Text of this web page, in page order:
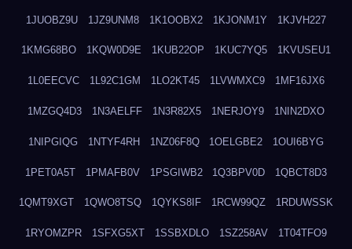
1JUOBZ9U 1JZ9UNM8 1K1OOBX2 1KJONM1Y 1KJVH227
1KMG68BO 1KQW0D9E 1KUB22OP 1KUC7YQ5 1KVUSEU1
1L0EECVC 1L92C1GM 1LO2KT45 1LVWMXC9 1MF16JX6
1MZGQ4D3 1N3AELFF 1N3R82X5 1NERJOY9 1NIN2DXO
1NIPGIQG 1NTYF4RH 1NZ06F8Q 1OELGBE2 1OUI6BYG
1PET0A5T 1PMAFB0V 1PSGIWB2 1Q3BPV0D 1QBCT8D3
1QMT9XGT 1QWO8TSQ 1QYKS8IF 1RCW99QZ 1RDUWSSK
1RYOMZPR 1SFXG5XT 1SSBXDLO 1SZ258AV 1T04TFO9